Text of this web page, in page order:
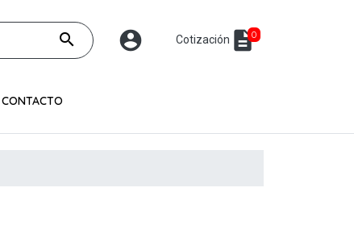
search account_circle Cotización description0
CONTACTO